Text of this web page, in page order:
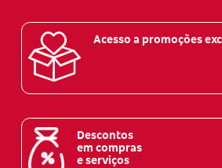
Acesso a promoções
Descontos
em compras
e serviços